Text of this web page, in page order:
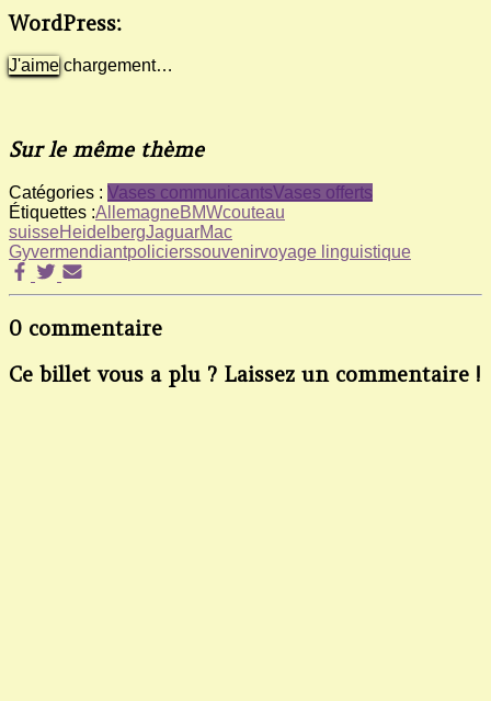
WordPress:
J'aime chargement…
Sur le même thème
Catégories : Vases communicantsVases offerts
Étiquettes :AllemagneBMWcouteau
suisseHeidelbergJaguarMac
Gyvermendiantpolicierssouvenirvoyage linguistique
0 commentaire
Ce billet vous a plu ? Laissez un commentaire !